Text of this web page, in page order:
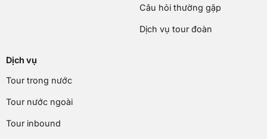
Câu hỏi thường gặp
Dịch vụ tour đoàn
Dịch vụ
Tour trong nước
Tour nước ngoài
Tour inbound